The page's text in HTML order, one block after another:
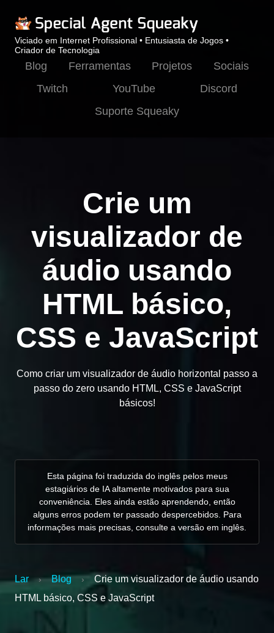
Viciado em Internet Profissional • Entusiasta de Jogos •
Criador de Tecnologia
Blog Ferramentas Projetos
Sociais
Twitch
YouTube
Discord
Suporte Squeaky
Crie um
visualizador de
áudio usando
HTML básico,
CSS e JavaScript
Como criar um visualizador de áudio horizontal passo a
passo do zero usando HTML, CSS e JavaScript
básicos!
Esta página foi traduzida do inglês pelos meus
estagiários de IA altamente motivados para sua
conveniência. Eles ainda estão aprendendo, então
alguns erros podem ter passado despercebidos. Para
informações mais precisas, consulte a versão em inglês.
Lar › Blog ›
Crie um visualizador de áudio usando
HTML básico, CSS e JavaScript